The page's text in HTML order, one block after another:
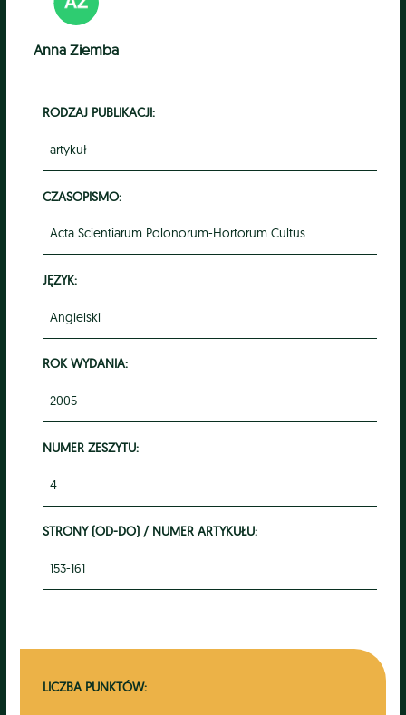
Anna Ziemba
RODZAJ PUBLIKACJI:
artykuł
CZASOPISMO:
Acta Scientiarum Polonorum-Hortorum Cultus
JĘZYK:
Angielski
ROK WYDANIA:
2005
NUMER ZESZYTU:
4
STRONY (OD-DO) / NUMER ARTYKUŁU:
153-161
LICZBA PUNKTÓW: